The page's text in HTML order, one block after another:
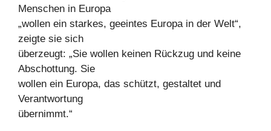
Menschen in Europa
„wollen ein starkes, geeintes Europa in der Welt“,
zeigte sie sich
überzeugt: „Sie wollen keinen Rückzug und keine
Abschottung. Sie
wollen ein Europa, das schützt, gestaltet und
Verantwortung
übernimmt.“